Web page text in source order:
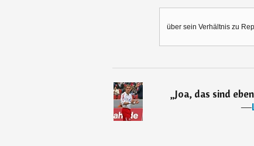
über sein Verhältnis zu
„Joa, das sind
―